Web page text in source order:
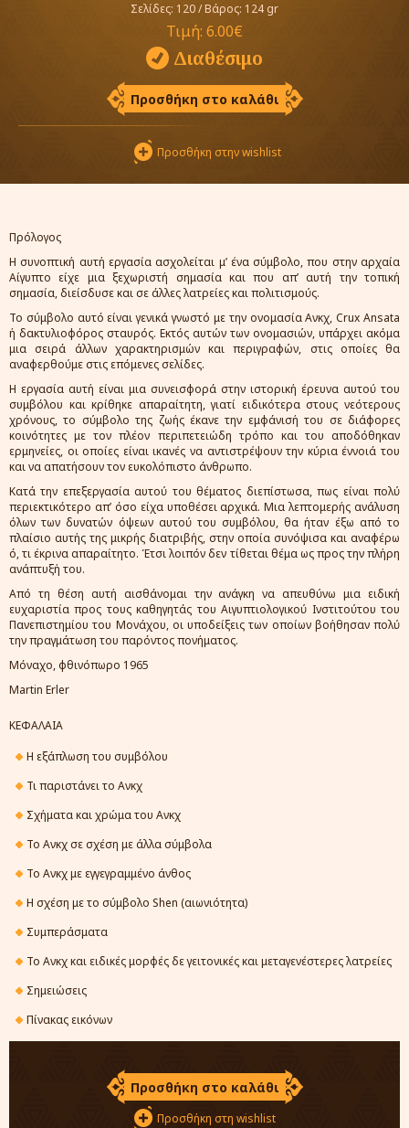
Σελίδες: 120/Βάρος: 124 gr
Τιμή: 6.00€
Διαθέσιμο
Προσθήκη στο καλάθι
Προσθήκη στην wishlist
Πρόλογος
Η συνοπτική αυτή εργασία ασχολείται μ’ ένα σύμβολο, που στην αρχαία
Αίγυπτο είχε μια ξεχωριστή σημασία και που απ’ αυτή την τοπική
σημασία, διείσδυσε και σε άλλες λατρείες και πολιτισμούς.
Το σύμβολο αυτό είναι γενικά γνωστό με την ονομασία Ανκχ, Crux Ansata
ή δακτυλιοφόρος σταυρός. Εκτός αυτών των ονομασιών, υπάρχει ακόμα
μια σειρά άλλων χαρακτηρισμών και περιγραφών, στις οποίες θα
αναφερθούμε στις επόμενες σελίδες.
Η εργασία αυτή είναι μια συνεισφορά στην ιστορική έρευνα αυτού του
συμβόλου και κρίθηκε απαραίτητη, γιατί ειδικότερα στους νεότερους
χρόνους, το σύμβολο της ζωής έκανε την εμφάνισή του σε διάφορες
κοινότητες με τον πλέον περιπετειώδη τρόπο και του αποδόθηκαν
ερμηνείες, οι οποίες είναι ικανές να αντιστρέψουν την κύρια έννοιά του
και να απατήσουν τον ευκολόπιστο άνθρωπο.
Κατά την επεξεργασία αυτού του θέματος διεπίστωσα, πως είναι πολύ
περιεκτικότερο απ’ όσο είχα υποθέσει αρχικά. Μια λεπτομερής ανάλυση
όλων των δυνατών όψεων αυτού του συμβόλου, θα ήταν έξω από το
πλαίσιο αυτής της μικρής διατριβής, στην οποία συνόψισα και αναφέρω
ό, τι έκρινα απαραίτητο. Έτσι λοιπόν δεν τίθεται θέμα ως προς την πλήρη
ανάπτυξή του.
Από τη θέση αυτή αισθάνομαι την ανάγκη να απευθύνω μια ειδική
ευχαριστία προς τους καθηγητάς του Αιγυπτιολογικού Ινστιτούτου του
Πανεπιστημίου του Μονάχου, οι υποδείξεις των οποίων βοήθησαν πολύ
την πραγμάτωση του παρόντος πονήματος.
Μόναχο, φθινόπωρο 1965
Martin Erler
ΚΕΦΑΛΑΙΑ
Η εξάπλωση του συμβόλου
Τι παριστάνει το Ανκχ
Σχήματα και χρώμα του Ανκχ
Το Ανκχ σε σχέση με άλλα σύμβολα
Το Ανκχ με εγγεγραμμένο άνθος
Η σχέση με το σύμβολο Shen (αιωνιότητα)
Συμπεράσματα
Το Ανκχ και ειδικές μορφές δε γειτονικές και μεταγενέστερες λατρείες
Σημειώσεις
Πίνακας εικόνων
Προσθήκη στο καλάθι
Προσθήκη στη wishlist